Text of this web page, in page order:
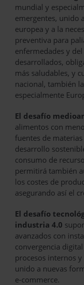
mundial y
emergentes, unido
europea y a la
preventiva para
enfermedades y
desarrollados,
más saludables, y
nacional, también
especialmente
El desafío
alimentos con
fuentes de
desarrollo
consumo de
permitirá también
los costes de
asegurando así el
El desafío
industria 4.0
avanzados con
convergencia
procesos internos
unido a nuevas
e-commerce.